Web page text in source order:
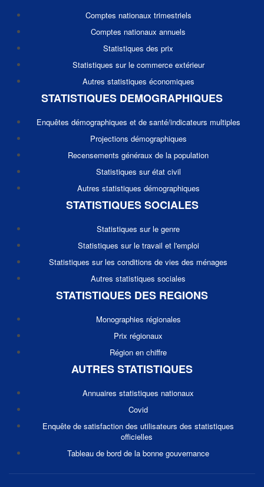
Comptes nationaux trimestriels
Comptes nationaux annuels
Statistiques des prix
Statistiques sur le commerce extérieur
Autres statistiques économiques
STATISTIQUES DEMOGRAPHIQUES
Enquêtes démographiques et de santé/indicateurs multiples
Projections démographiques
Recensements généraux de la population
Statistiques sur état civil
Autres statistiques démographiques
STATISTIQUES SOCIALES
Statistiques sur le genre
Statistiques sur le travail et l'emploi
Statistiques sur les conditions de vies des ménages
Autres statistiques sociales
STATISTIQUES DES REGIONS
Monographies régionales
Prix régionaux
Région en chiffre
AUTRES STATISTIQUES
Annuaires statistiques nationaux
Covid
Enquête de satisfaction des utilisateurs des statistiques
officielles
Tableau de bord de la bonne gouvernance